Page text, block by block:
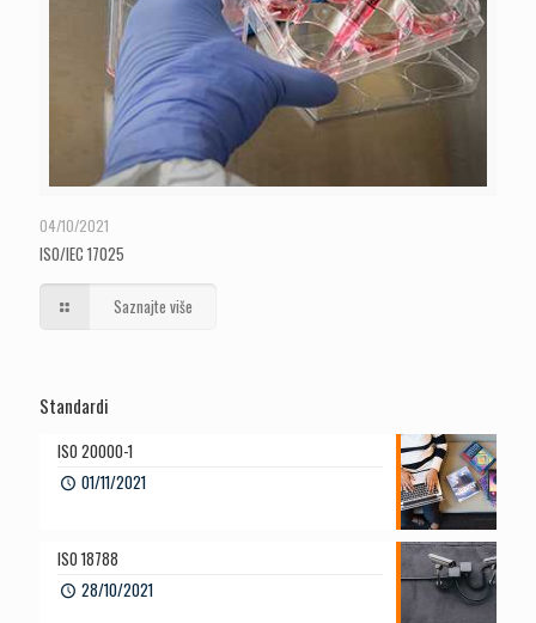
04/10/2021
ISO/IEC 17025
Saznajte više
Standardi
ISO 20000-1
01/11/2021
ISO 18788
28/10/2021